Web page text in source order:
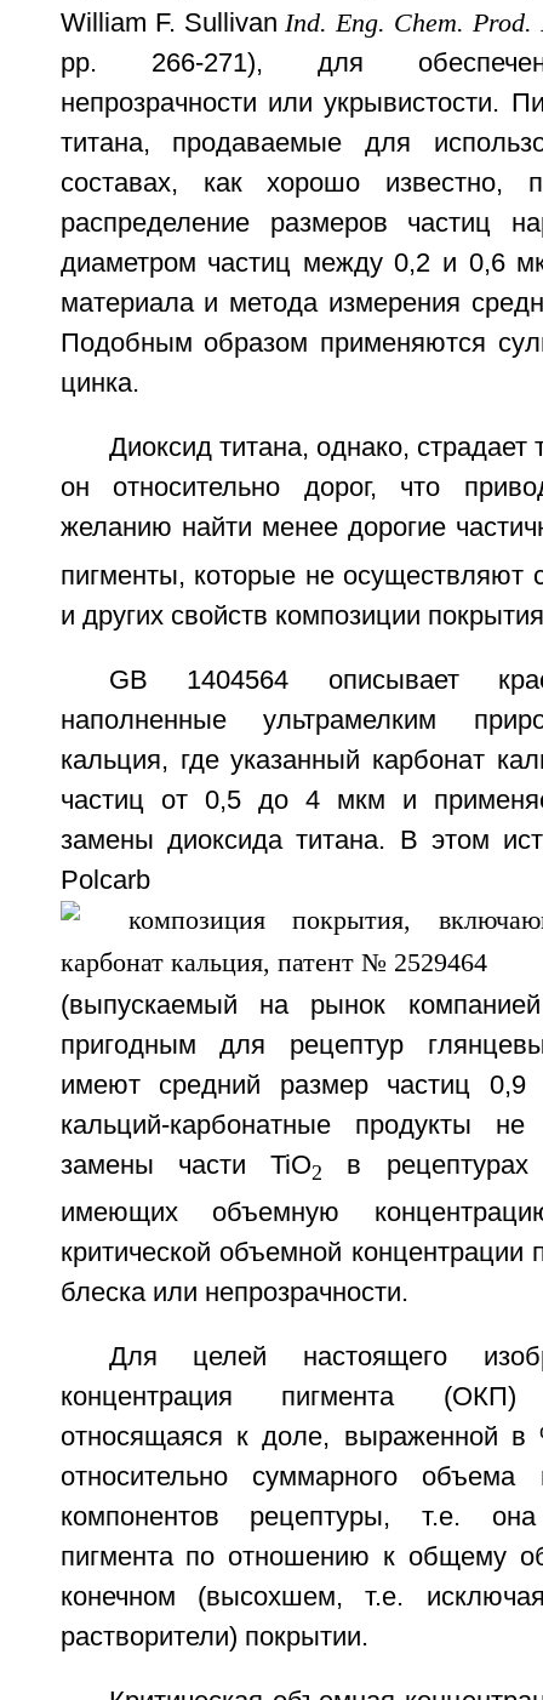
William F. SullivanInd. Eng. Chem. Prod.
pp. 266-271), для
непрозрачности или укрывистости.
титана, продаваемые для
составах, как хорошо известно,
распределение размеров частиц
диаметром частиц между 0,2 и 0,6
материала и метода измерения
Подобным образом применяются
цинка.
Диоксид титана, однако, страдает
он относительно дорог, что
желанию найти менее дорогие
пигменты, которые не осуществляют
и других свойств композиции
GB 1404564 описывает
наполненные ультрамелким
кальция, где указанный карбонат
частиц от 0,5 до 4 мкм и
замены диоксида титана. В этом
Polcarb
(выпускаемый на рынок
пригодным для рецептур
имеют средний размер частиц
кальций-карбонатные продукты
замены части TiO2
в рецептурах
имеющих объемную
критической объемной концентрации
блеска или непрозрачности.
Для целей настоящего
концентрация пигмента
относящаяся к доле, выраженной в
относительно суммарного объема
компонентов рецептуры, т.е.
пигмента по отношению к общему
конечном (высохшем, т.е.
растворители) покрытии.